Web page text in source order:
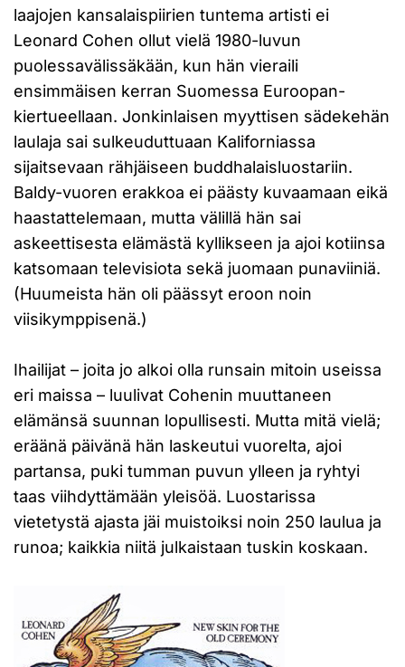
laajojen kansalaispiirien tuntema artisti ei
Leonard Cohen ollut vielä 1980-luvun
puolessavälissäkään, kun hän vieraili
ensimmäisen kerran Suomessa Euroopan-
kiertueellaan. Jonkinlaisen myyttisen sädekehän
laulaja sai sulkeuduttuaan Kaliforniassa
sijaitsevaan rähjäiseen buddhalaisluostariin.
Baldy-vuoren erakkoa ei päästy kuvaamaan eikä
haastattelemaan, mutta välillä hän sai
askeettisesta elämästä kyllikseen ja ajoi kotiinsa
katsomaan televisiota sekä juomaan punaviiniä.
(Huumeista hän oli päässyt eroon noin
viisikymppisenä.)
Ihailijat – joita jo alkoi olla runsain mitoin useissa
eri maissa – luulivat Cohenin muuttaneen
elämänsä suunnan lopullisesti. Mutta mitä vielä;
eräänä päivänä hän laskeutui vuorelta, ajoi
partansa, puki tumman puvun ylleen ja ryhtyi
taas viihdyttämään yleisöä. Luostarissa
vietetystä ajasta jäi muistoiksi noin 250 laulua ja
runoa; kaikkia niitä julkaistaan tuskin koskaan.